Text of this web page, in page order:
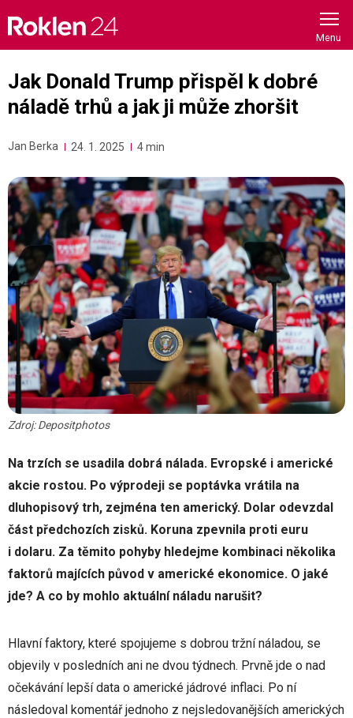
content
Jak Donald Trump přispěl k dobré
náladě trhů a jak ji může zhoršit
Jan Berka 24. 1. 2025 4 min
Zdroj: Depositphotos
Na trzích se usadila dobrá nálada. Evropské i americké
akcie rostou. Po výprodeji se poptávka vrátila na
dluhopisový trh, zejména ten americký. Dolar odevzdal
část předchozích zisků. Koruna zpevnila proti euru
i dolaru. Za těmito pohyby hledejme kombinaci několika
faktorů majících původ v americké ekonomice. O jaké
jde? A co by mohlo aktuální náladu narušit?
Hlavní faktory, které spojujeme s dobrou tržní náladou, se
objevily v posledních ani ne dvou týdnech. Prvně jde o nad
očekávání lepší data o americké jádrové inflaci. Po ní
následoval komentář jednoho z nejsledovanějších amerických